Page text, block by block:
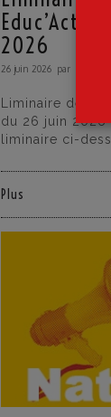
2026
26 juin 2026 par
Liminaire de la
du 26 juin
liminaire ci-
Plus